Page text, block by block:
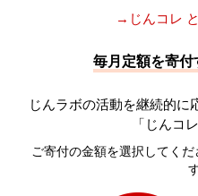
→じんコレ
毎月定額を寄付
じんラボの活動を継続的に
「じんコ
ご寄付の金額を選択してく